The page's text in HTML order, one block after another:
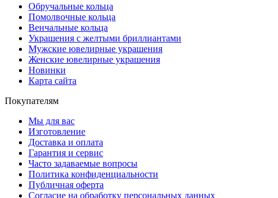
Обручальные кольца
Помолвочные кольца
Венчальные кольца
Украшения с желтыми бриллиантами
Мужские ювелирные украшения
Женские ювелирные украшения
Новинки
Карта сайта
Покупателям
Мы для вас
Изготовление
Доставка и оплата
Гарантия и сервис
Часто задаваемые вопросы
Политика конфиденциальности
Публичная оферта
Согласие на обработку персональных данных